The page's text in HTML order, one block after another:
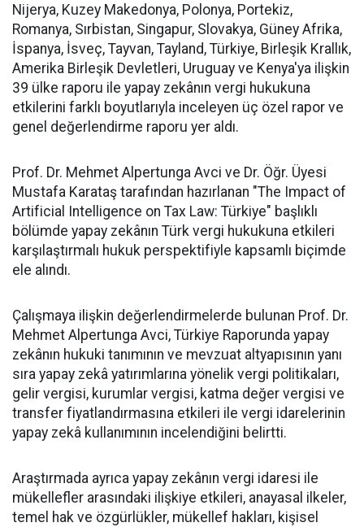
Nijerya, Kuzey Makedonya, Polonya, Portekiz,
Romanya, Sırbistan, Singapur, Slovakya, Güney Afrika,
İspanya, İsveç, Tayvan, Tayland, Türkiye, Birleşik Krallık,
Amerika Birleşik Devletleri, Uruguay ve Kenya'ya ilişkin
39 ülke raporu ile yapay zekânın vergi hukukuna
etkilerini farklı boyutlarıyla inceleyen üç özel rapor ve
genel değerlendirme raporu yer aldı.
Prof. Dr. Mehmet Alpertunga Avci ve Dr. Öğr. Üyesi
Mustafa Karataş tarafından hazırlanan "The Impact of
Artificial Intelligence on Tax Law: Türkiye" başlıklı
bölümde yapay zekânın Türk vergi hukukuna etkileri
karşılaştırmalı hukuk perspektifiyle kapsamlı biçimde
ele alındı.
Çalışmaya ilişkin değerlendirmelerde bulunan Prof. Dr.
Mehmet Alpertunga Avci, Türkiye Raporunda yapay
zekânın hukuki tanımının ve mevzuat altyapısının yanı
sıra yapay zekâ yatırımlarına yönelik vergi politikaları,
gelir vergisi, kurumlar vergisi, katma değer vergisi ve
transfer fiyatlandırmasına etkileri ile vergi idarelerinin
yapay zekâ kullanımının incelendiğini belirtti.
Araştırmada ayrıca yapay zekânın vergi idaresi ile
mükellefler arasındaki ilişkiye etkileri, anayasal ilkeler,
temel hak ve özgürlükler, mükellef hakları, kişisel